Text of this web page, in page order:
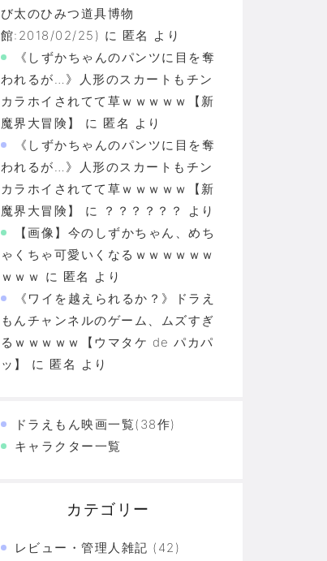
び太のひみつ道具博物
館:2018/02/25) に 匿名 より
《しずかちゃんのパンツに目を奪
われるが…》人形のスカートもチン
カラホイされてて草ｗｗｗｗｗ【新
魔界大冒険】
に 匿名 より
《しずかちゃんのパンツに目を奪
われるが…》人形のスカートもチン
カラホイされてて草ｗｗｗｗｗ【新
魔界大冒険】
に ？？？？？？
より
【画像】今のしずかちゃん、めち
ゃくちゃ可愛いくなるｗｗｗｗｗｗ
ｗｗｗ に 匿名 より
《ワイを越えられるか？》ドラえ
もんチャンネルのゲーム、ムズすぎ
るｗｗｗｗｗ【ウマタケ de パカパ
ッ】
に 匿名 より
ドラえもん映画一覧(38作)
キャラクター一覧
カテゴリー
レビュー・管理人雑記 (42)